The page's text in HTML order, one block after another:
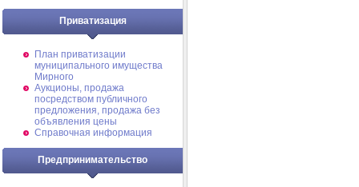
Приватизация
План приватизации
муниципального имущества
Мирного
Аукционы, продажа
посредством публичного
предложения, продажа без
объявления цены
Справочная информация
Предпринимательство